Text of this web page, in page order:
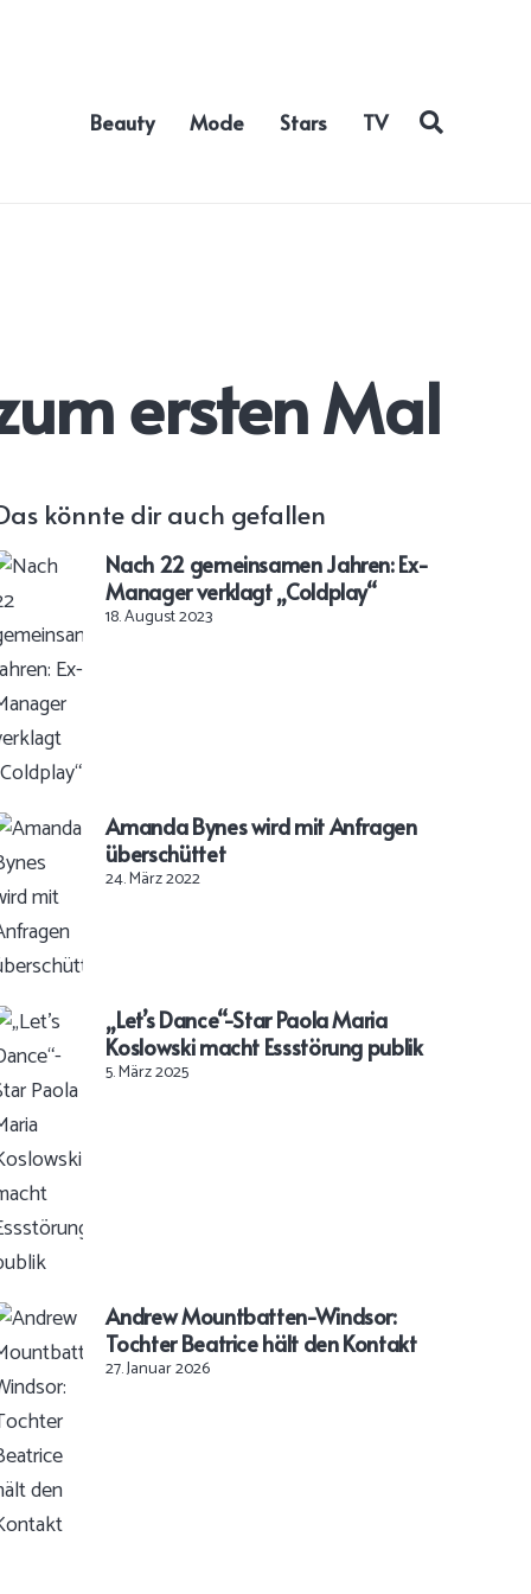
Beauty Mode Stars TV
ersten Mal
könnte dir auch gefallen
Nach 22 gemeinsamen Jahren: Ex-
Manager verklagt „Coldplay“
18. August 2023
Amanda Bynes wird mit Anfragen
überschüttet
24. März 2022
„Let’s Dance“-Star Paola Maria
Koslowski macht Essstörung publik
5. März 2025
Andrew Mountbatten-Windsor:
Tochter Beatrice hält den Kontakt
27. Januar 2026